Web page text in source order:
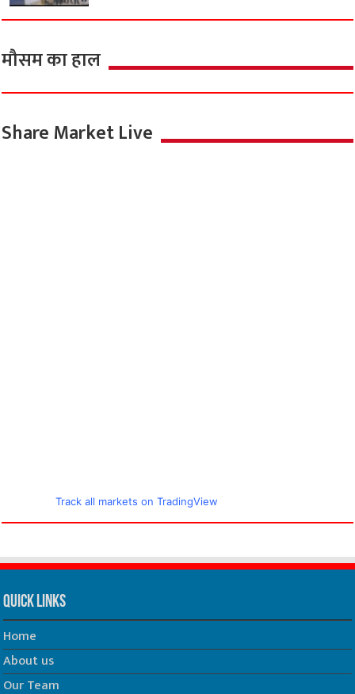
मौसम का हाल
Share Market Live
Track all markets on TradingView
Quick Links
Home
About us
Our Team